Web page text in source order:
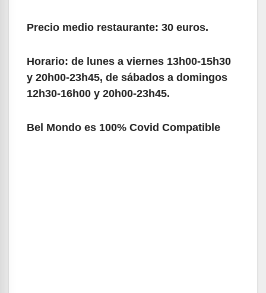
Precio medio restaurante: 30 euros.
Horario: de lunes a viernes 13h00-15h30
y 20h00-23h45, de sábados a domingos
12h30-16h00 y 20h00-23h45.
Bel Mondo es 100% Covid Compatible